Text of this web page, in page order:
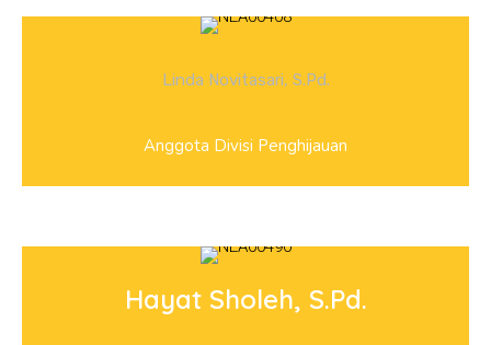
Linda Novitasari, S.Pd.
Anggota Divisi Penghijauan
Hayat Sholeh, S.Pd.